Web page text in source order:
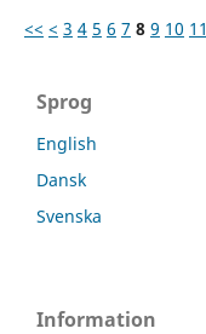
<< < 3 4 5 6 7 8 9 10 11
Sprog
English
Dansk
Svenska
Information